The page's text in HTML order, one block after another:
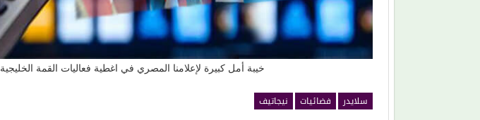
خيبة أمل كبيرة لإعلامنا المصري في اغطية فعاليات القمة الخليجية
سلايدر فضائيات
نيجاتيف